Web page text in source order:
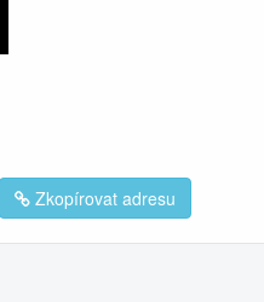
Zkopírovat adresu